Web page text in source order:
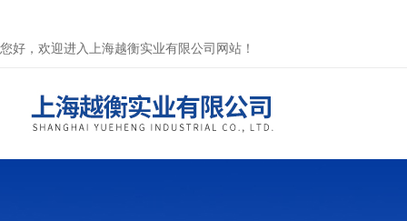
您好，欢迎进入上海越衡实业有限公司网站！